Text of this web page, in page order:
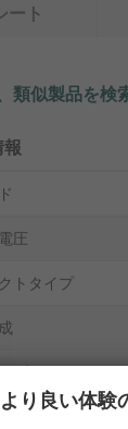
ート
似製品を検
圧
トタイプ
プ
より良い体験